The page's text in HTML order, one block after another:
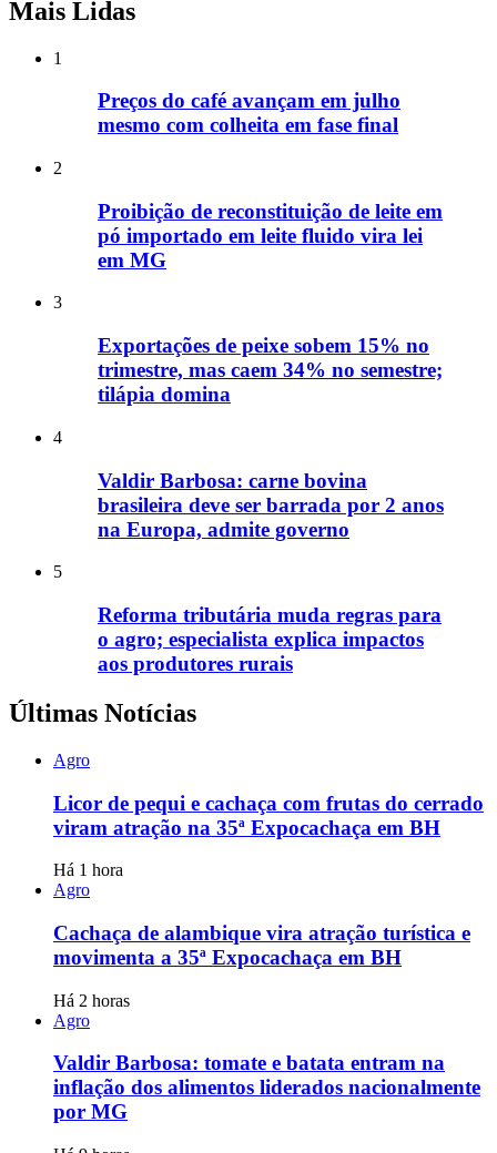
Mais Lidas
1
Preços do café avançam em julho
mesmo com colheita em fase final
2
Proibição de reconstituição de leite em
pó importado em leite fluido vira lei
em MG
3
Exportações de peixe sobem 15% no
trimestre, mas caem 34% no semestre;
tilápia domina
4
Valdir Barbosa: carne bovina
brasileira deve ser barrada por 2 anos
na Europa, admite governo
5
Reforma tributária muda regras para
o agro; especialista explica impactos
aos produtores rurais
Últimas Notícias
Agro
Licor de pequi e cachaça com frutas do cerrado
viram atração na 35ª Expocachaça em BH
Há 1 hora
Agro
Cachaça de alambique vira atração turística e
movimenta a 35ª Expocachaça em BH
Há 2 horas
Agro
Valdir Barbosa: tomate e batata entram na
inflação dos alimentos liderados nacionalmente
por MG